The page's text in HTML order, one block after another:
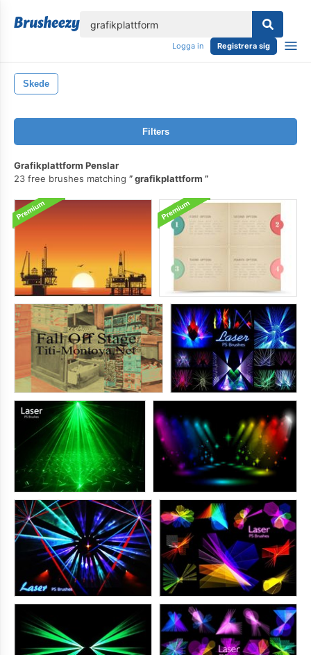
Logga in Registrera sig
Skede
Filters
Grafikplattform Penslar
23 free brushes matching
grafikplattform